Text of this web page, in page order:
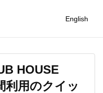
English
HOUSE
利用のクイッ